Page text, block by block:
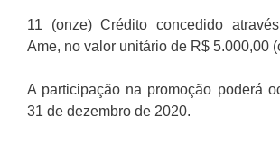
11 (onze) Crédito concedido
Ame, no valor unitário de R$ 5.000,00
A participação na promoção poderá
31 de dezembro de 2020.